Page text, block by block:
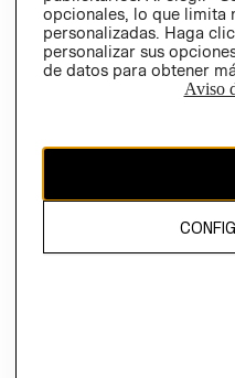
El contenido de esta página
opcionales, lo que limita
personalizadas. Haga
personalizar sus
de datos para obtener
Aviso